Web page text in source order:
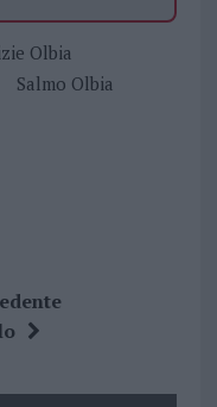
Olbia
Salmo Olbia